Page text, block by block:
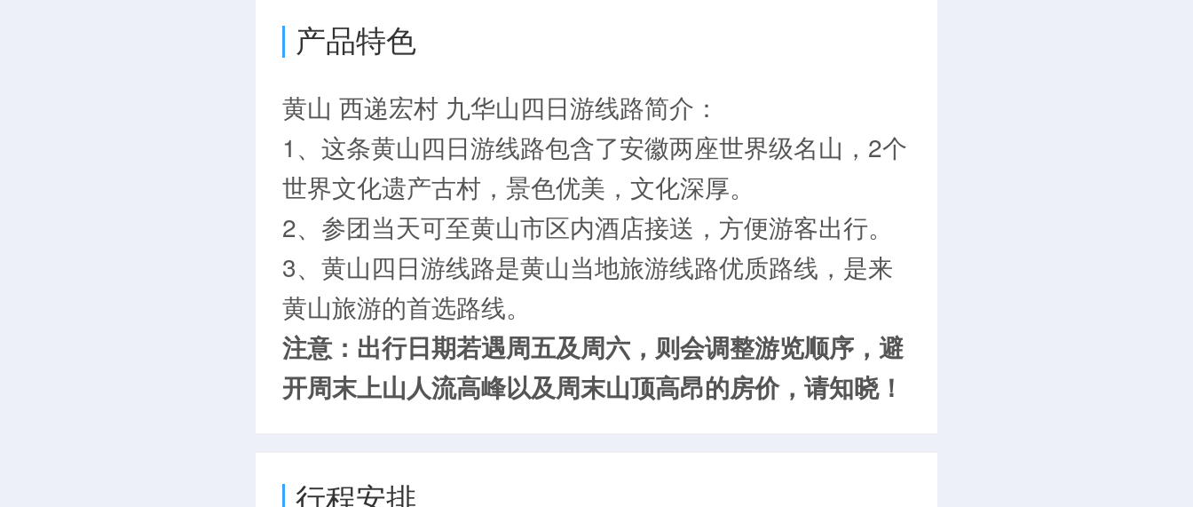
产品特色
黄山 西递宏村 九华山四日游线路简介：
1、这条黄山四日游线路包含了安徽两座世界级名山，2个
世界文化遗产古村，景色优美，文化深厚。
2、参团当天可至黄山市区内酒店接送，方便游客出行。
3、黄山四日游线路是黄山当地旅游线路优质路线，是来
黄山旅游的首选路线。
注意：出行日期若遇周五及周六，则会调整游览顺序，避
开周末上山人流高峰以及周末山顶高昂的房价，请知晓！
行程安排